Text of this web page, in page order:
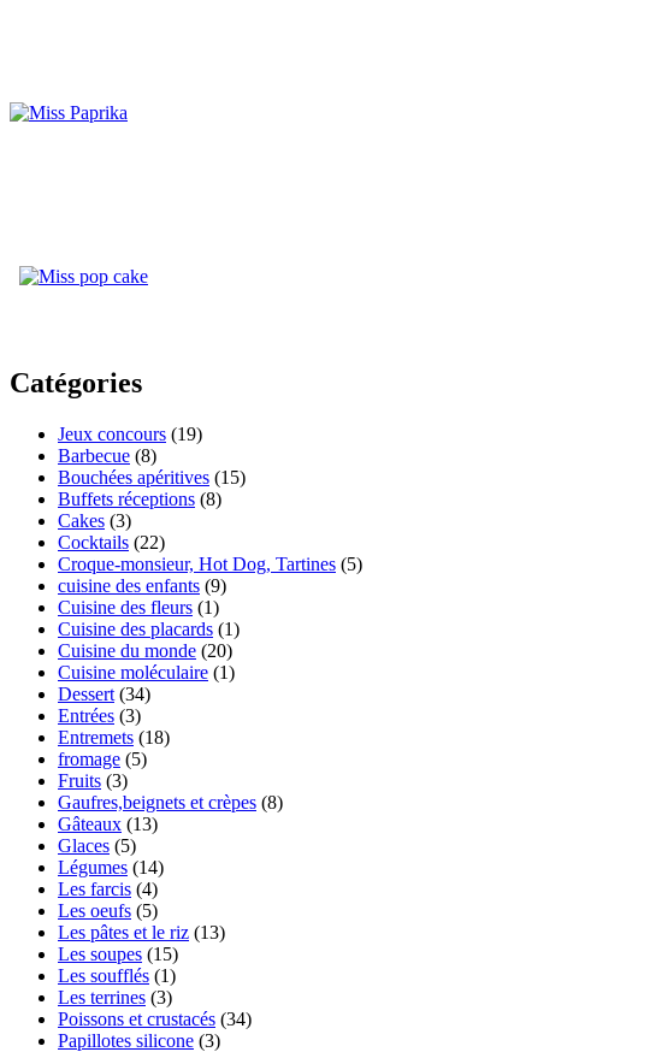
Catégories
Jeux concours (19)
Barbecue (8)
Bouchées apéritives (15)
Buffets réceptions (8)
Cakes (3)
Cocktails (22)
Croque-monsieur, Hot Dog, Tartines (5)
cuisine des enfants (9)
Cuisine des fleurs (1)
Cuisine des placards (1)
Cuisine du monde (20)
Cuisine moléculaire (1)
Dessert (34)
Entrées (3)
Entremets (18)
fromage (5)
Fruits (3)
Gaufres,beignets et crèpes (8)
Gâteaux (13)
Glaces (5)
Légumes (14)
Les farcis (4)
Les oeufs (5)
Les pâtes et le riz (13)
Les soupes (15)
Les soufflés (1)
Les terrines (3)
Poissons et crustacés (34)
Papillotes silicone (3)